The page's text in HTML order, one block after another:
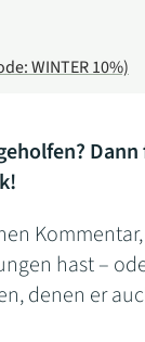
WINTER 10%)
hast –
denen er